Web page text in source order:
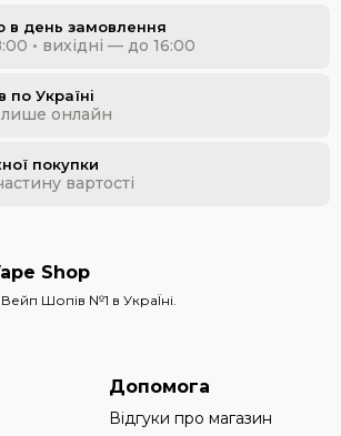
в день замовлення
• вихідні — до 16:00
по Україні
онлайн
покупки
вартості
Shop
Шопів №1 в УкраЇні.
Допомога
Відгуки про магазин